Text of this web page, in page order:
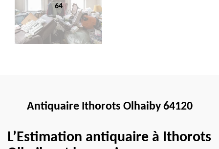
64
Antiquaire Ithorots Olhaiby 64120
L’Estimation antiquaire à Ithorots